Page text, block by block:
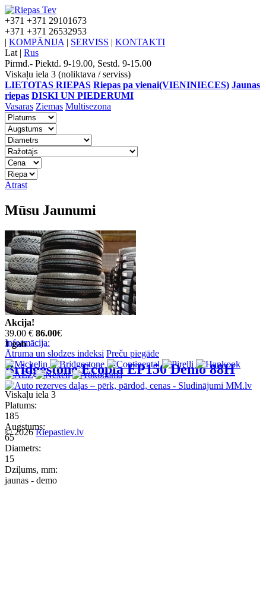
+371 +371 29101673
+371 +371 26532953
| KOMPĀNIJA | SERVISS | KONTAKTI
Lat | Rus
Pirmd.- Piektd. 9-19.00, Sestd. 9-15.00
Viskaļu iela 3 (noliktava / serviss)
LIETOTAS RIEPAS Riepas pa vienai(VIENINIECES) Jaunas
riepas DISKI UN PIEDERUMI
Vasaras Ziemas Multisezona
Atrast
Mūsu Jaunumi
Akcija!
39.00 € 86.00€
1 gab
Bridgestone Ecopia EP150 Demo 88H
Viskaļu iela 3
Platums:
185
Augstums:
65
Diametrs:
15
Dziļums, mm:
jaunas - demo
Informācija:
Ātruma un slodzes indeksi Preču piegāde
© 2026Riepastiev.lv